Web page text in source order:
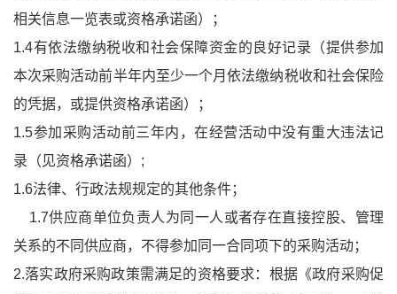
相关信息一览表或资格承诺函）；
1.4有依法缴纳税收和社会保障资金的良好记录（提供参加
本次采购活动前半年内至少一个月依法缴纳税收和社会保险
的凭据，或提供资格承诺函）；
1.5参加采购活动前三年内，在经营活动中没有重大违法记
录（见资格承诺函）;
1.6法律、行政法规规定的其他条件；
1.7供应商单位负责人为同一人或者存在直接控股、管理
关系的不同供应商，不得参加同一合同项下的采购活动；
2.落实政府采购政策需满足的资格要求：根据《政府采购促